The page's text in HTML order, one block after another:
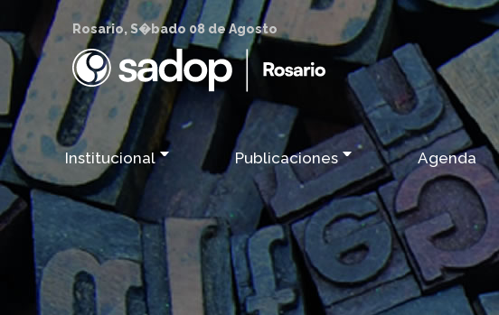
Rosario, S�bado 08 de Agosto
Institucional Publicaciones Agenda